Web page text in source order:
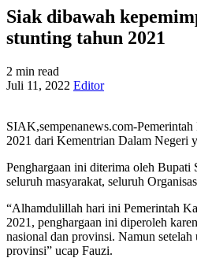
Siak dibawah
stunting tahun 2021
2 min read
Juli 11, 2022 Editor
SIAK,sempenanews.com-
2021 dari Kementrian Dalam Negeri
Penghargaan ini diterima oleh
seluruh masyarakat, seluruh
“Alhamdulillah hari ini Pemerintah
2021, penghargaan ini diperoleh
nasional dan provinsi. Namun
provinsi” ucap Fauzi.